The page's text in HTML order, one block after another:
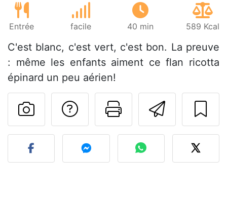
Entrée facile 40 min 589 Kcal
C'est blanc, c'est vert, c'est bon. La preuve
: même les enfants aiment ce flan ricotta
épinard un peu aérien!
Imprimer
Poser une
Publier votre photo de